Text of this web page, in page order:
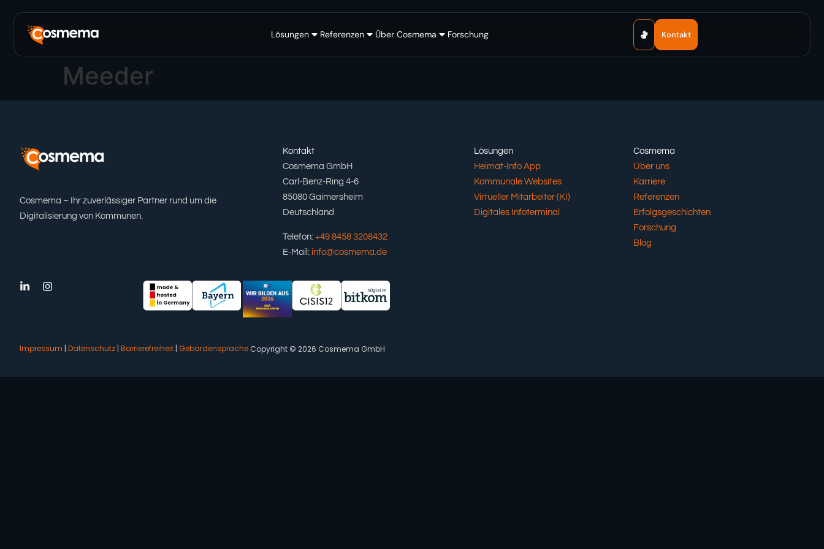
springen
Lösungen Referenzen Über Cosmema Forschung Kontakt
Meeder
Cosmema – Ihr zuverlässiger Partner rund um die
Digitalisierung von Kommunen.
Kontakt
Cosmema GmbH
Carl-Benz-Ring 4-6
85080 Gaimersheim
Deutschland
Telefon: +49 8458 3208432
E-Mail: info@cosmema.de
Lösungen
Heimat-Info App
Kommunale Websites
Virtueller Mitarbeiter (KI)
Digitales Infoterminal
Cosmema
Über uns
Karriere
Referenzen
Erfolgsgeschichten
Forschung
Blog
Impressum | Datenschutz | Barrierefreiheit | Gebärdensprache Copyright © 2026 Cosmema GmbH